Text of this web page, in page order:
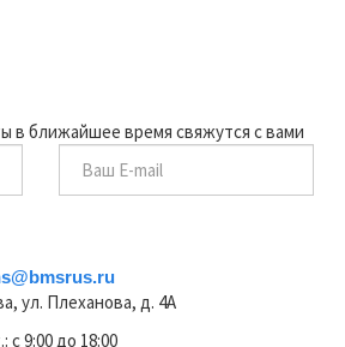
в ближайшее время свяжутся с вами
ул. Плеханова, д. 4А
c 9:00 до 18:00